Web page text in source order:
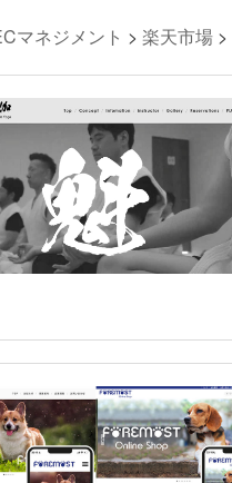
マネジメント > 楽天市場 >